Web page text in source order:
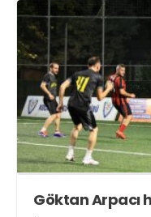
Göktan Arpacı